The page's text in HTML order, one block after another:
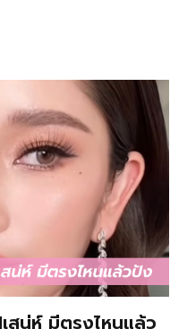
สน่ห์ มีตรงไหนแล้ว